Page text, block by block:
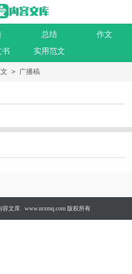
总结
作文
书 实用范文
> 广播稿
容文库 www.nrxmq.com 版权所有